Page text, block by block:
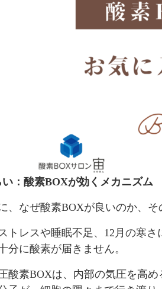
い：酸素BOXが効くメカニズム
、なぜ酸素BOXが良いのか、
トレスや睡眠不足、12月の寒
分に酸素が届きません。
酸素BOXは、内部の気圧を高